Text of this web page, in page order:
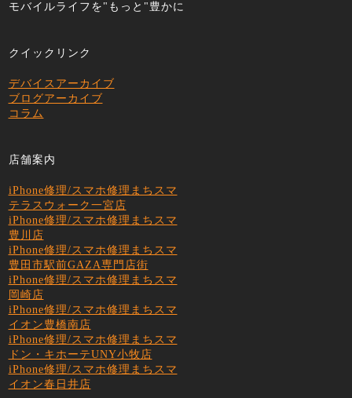
モバイルライフを"もっと"豊かに
クイックリンク
デバイスアーカイブ
ブログアーカイブ
コラム
店舗案内
iPhone修理/スマホ修理まちスマ
テラスウォーク一宮店
iPhone修理/スマホ修理まちスマ
豊川店
iPhone修理/スマホ修理まちスマ
豊田市駅前GAZA専門店街
iPhone修理/スマホ修理まちスマ
岡崎店
iPhone修理/スマホ修理まちスマ
イオン豊橋南店
iPhone修理/スマホ修理まちスマ
ドン・キホーテUNY小牧店
iPhone修理/スマホ修理まちスマ
イオン春日井店